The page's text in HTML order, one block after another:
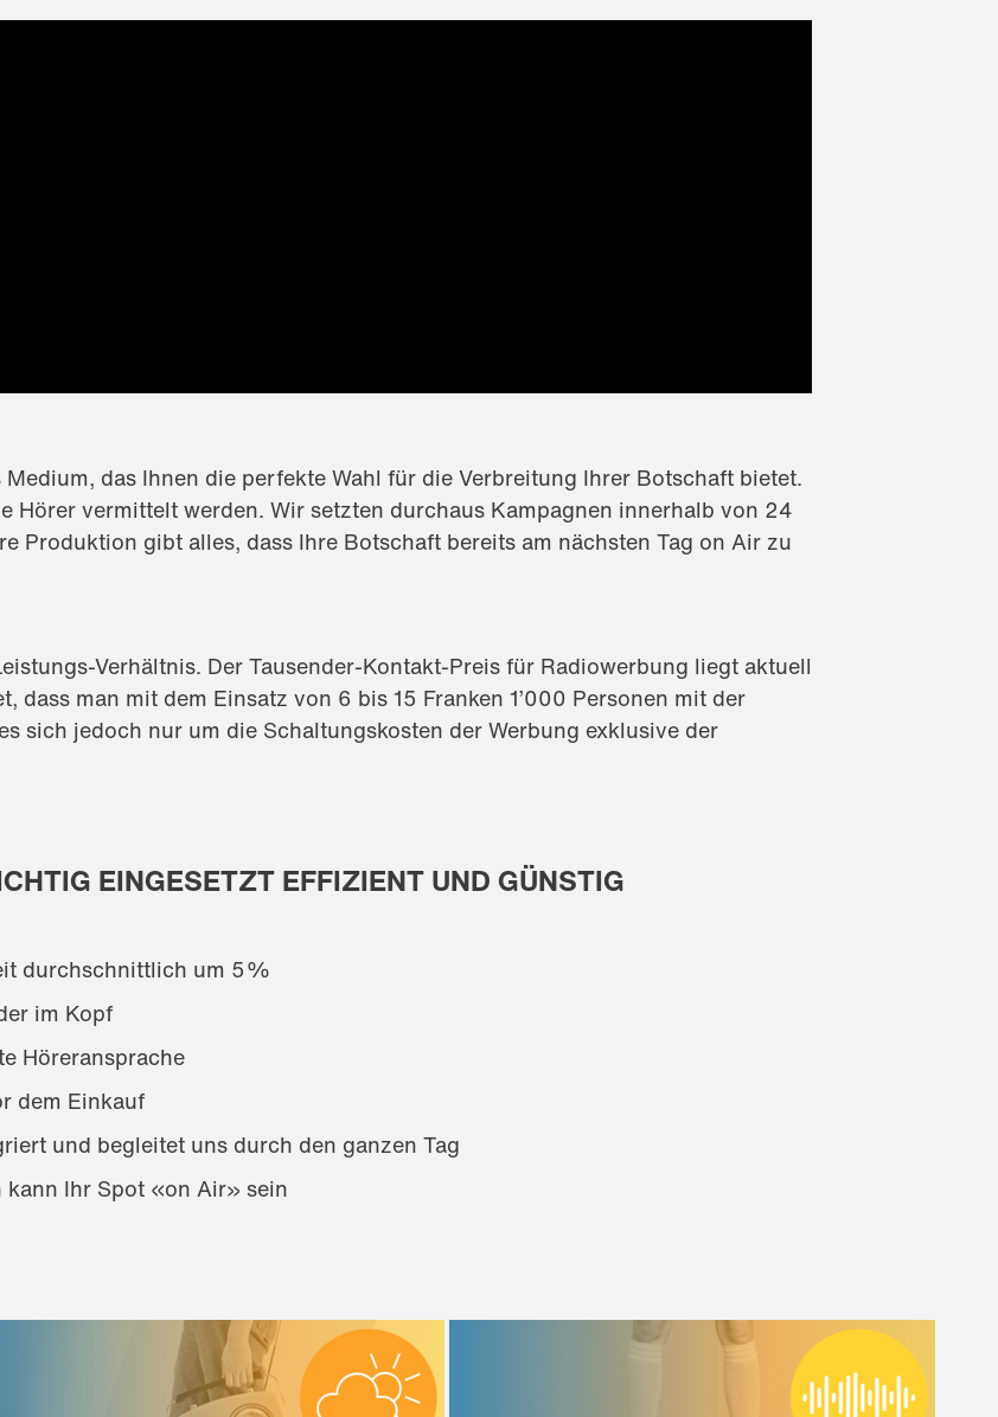
das Ihnen die perfekte Wahl für die Verbreitung Ihrer Botschaft bietet.
Hörer vermittelt werden. Wir setzten durchaus Kampagnen innerhalb von 24
Produktion gibt alles, dass Ihre Botschaft bereits am nächsten Tag on Air zu
Verhältnis. Der Tausender-Kontakt-Preis für Radiowerbung liegt aktuell
dass man mit dem Einsatz von 6 bis 15 Franken 1’000 Personen mit der
sich jedoch nur um die Schaltungskosten der Werbung exklusive der
EINGESETZT EFFIZIENT UND GÜNSTIG
durchschnittlich um 5%
im Kopf
Höreransprache
dem Einkauf
und begleitet uns durch den ganzen Tag
Ihr Spot «on Air» sein